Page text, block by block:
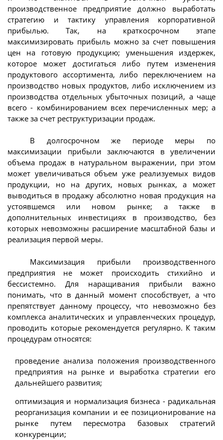
производственное предприятие должно выработать
стратегию и тактику управления корпоративной
прибылью. Так, на краткосрочном этапе
максимизировать прибыль можно за счет повышения
цен на готовую продукцию; уменьшения издержек,
которое может достигаться либо путем изменения
продуктового ассортимента, либо переключением на
производство новых продуктов, либо исключением из
производства отдельных убыточных позиций, а чаще
всего - комбинированием всех перечисленных мер; а
также за счет реструктуризации продаж.
В долгосрочном же периоде меры по
максимизации прибыли заключаются в увеличении
объема продаж в натуральном выражении, при этом
может увеличиваться объем уже реализуемых видов
продукции, но на других, новых рынках, а может
выводиться в продажу абсолютно новая продукция на
устоявшемся или новом рынке; а также в
дополнительных инвестициях в производство, без
которых невозможны расширение масштабной базы и
реализация первой меры.
Максимизация прибыли производственного
предприятия не может происходить стихийно и
бессистемно. Для наращивания прибыли важно
понимать, что в данный момент способствует, а что
препятствует данному процессу, что невозможно без
комплекса аналитических и управленческих процедур,
проводить которые рекомендуется регулярно. К таким
процедурам относятся:
проведение анализа положения производственного
предприятия на рынке и выработка стратегии его
дальнейшего развития;
оптимизация и нормализация бизнеса - радикальная
реорганизация компании и ее позиционирование на
рынке путем пересмотра базовых стратегий
конкуренции;